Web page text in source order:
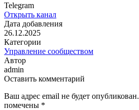
Telegram
Открыть канал
Дата добавления
26.12.2025
Категории
Управление сообществом
Автор
admin
Оставить комментарий
Ваш адрес email не будет опубликован.
помечены *